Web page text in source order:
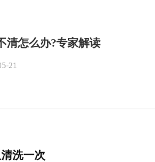
清怎么办?专家解读
21
洗一次